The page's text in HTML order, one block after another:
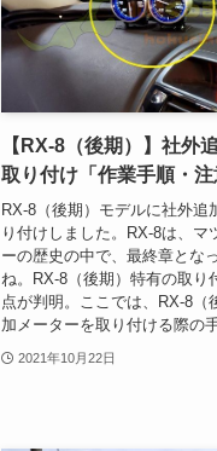
【RX-8（後期）】社外
取り付け「作業手順・注
RX-8（後期）モデルに社外追
り付けしました。RX-8は、マ
ーの歴史の中で、最終章とな
ね。RX-8（後期）特有の取り
点が判明。ここでは、RX-8（
加メーターを取り付ける際の
2021年10月22日